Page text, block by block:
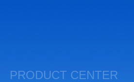
PRODUCT CENTER